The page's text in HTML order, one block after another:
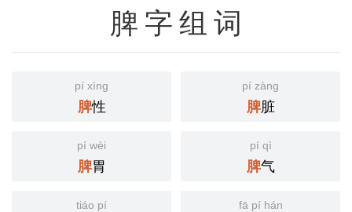
脾字组词
pí xìng
脾性
pí zàng
脾脏
pí wèi
脾胃
pí qì
脾气
tiáo pí fā pí hán